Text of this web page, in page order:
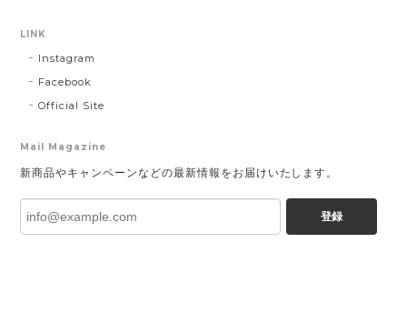
LINK
Instagram
Facebook
Official Site
Mail Magazine
新商品やキャンペーンなどの最新情報をお届けいたします。
登録